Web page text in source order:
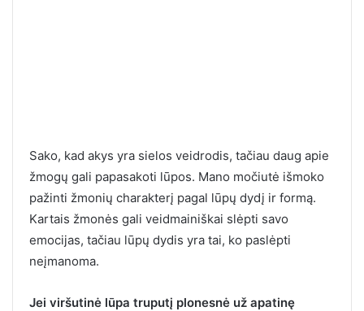
Sako, kad akys yra sielos veidrodis, tačiau daug apie
žmogų gali papasakoti lūpos. Mano močiutė išmoko
pažinti žmonių charakterį pagal lūpų dydį ir formą.
Kartais žmonės gali veidmainiškai slėpti savo
emocijas, tačiau lūpų dydis yra tai, ko paslėpti
neįmanoma.
Jei viršutinė lūpa truputį plonesnė už apatinę